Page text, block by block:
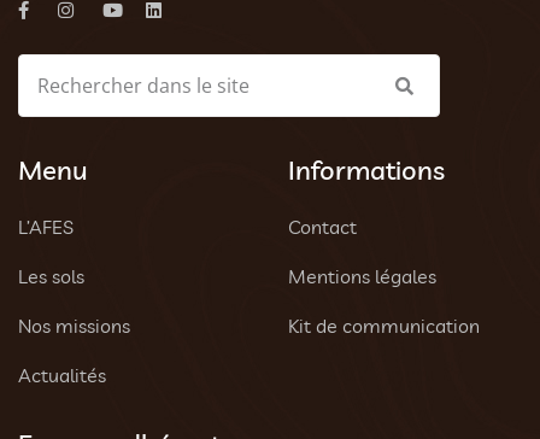
Menu
L’AFES
Les sols
Nos missions
Actualités
Informations
Contact
Mentions légales
Kit de communication